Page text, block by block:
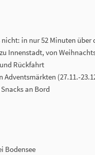
nicht: in nur 52 Minuten über
Innenstadt, von
Rückfahrt
Adventsmärkten (27.11.-
an Bord
Bodensee